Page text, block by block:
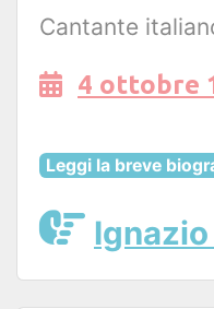
Cantante
4 ottobre
Leggi la breve